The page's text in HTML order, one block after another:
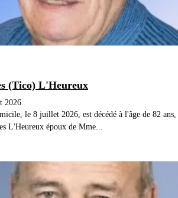
(Tico) L'Heureux
2026
le 8 juillet 2026, est décédé à l'âge de 82 ans,
L'Heureux époux de Mme...